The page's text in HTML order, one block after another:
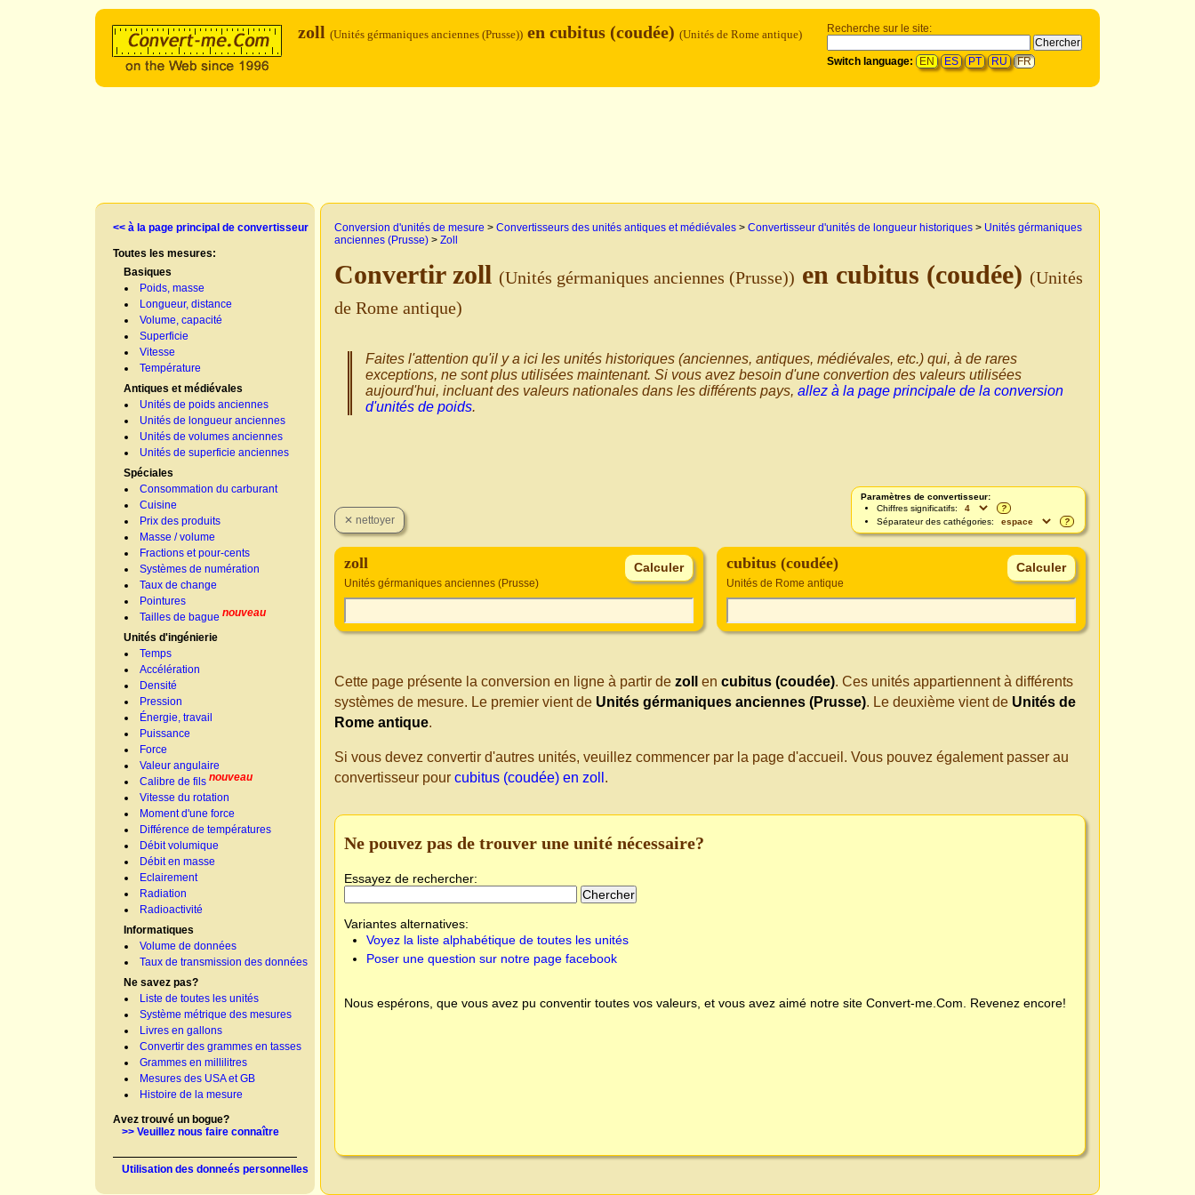
Recherche sur le site:
Switch language: EN ES PT RU FR
zoll (Unités gérmaniques anciennes (Prusse)) en cubitus (coudée) (Unités de Rome antique)
<< à la page principal de convertisseur
Toutes les mesures:
Basiques
Poids, masse
Longueur, distance
Volume, capacité
Superficie
Vitesse
Température
Antiques et médiévales
Unités de poids anciennes
Unités de longueur anciennes
Unités de volumes anciennes
Unités de superficie anciennes
Spéciales
Consommation du carburant
Cuisine
Prix des produits
Masse / volume
Fractions et pour-cents
Systèmes de numération
Taux de change
Pointures
Tailles de bague nouveau
Unités d'ingénierie
Temps
Accélération
Densité
Pression
Énergie, travail
Puissance
Force
Valeur angulaire
Calibre de fils nouveau
Vitesse du rotation
Moment d'une force
Différence de températures
Débit volumique
Débit en masse
Eclairement
Radiation
Radioactivité
Informatiques
Volume de données
Taux de transmission des données
Ne savez pas?
Liste de toutes les unités
Système métrique des mesures
Livres en gallons
Convertir des grammes en tasses
Grammes en millilitres
Mesures des USA et GB
Histoire de la mesure
Avez trouvé un bogue?
>> Veuillez nous faire connaître
Utilisation des donneés personnelles
Conversion d'unités de mesure > Convertisseurs des unités antiques et médiévales > Convertisseur d'unités de longueur historiques > Unités gérmaniques
anciennes (Prusse) > Zoll
Convertir zoll (Unités gérmaniques anciennes (Prusse)) en cubitus (coudée) (Unités
de Rome antique)
Faites l'attention qu'il y a ici les unités historiques (anciennes, antiques, médiévales, etc.) qui, à de rares
exceptions, ne sont plus utilisées maintenant. Si vous avez besoin d'une convertion des valeurs utilisées
aujourd'hui, incluant des valeurs nationales dans les différents pays, allez à la page principale de la conversion
d'unités de poids.
Paramètres de convertisseur:
Chiffres significatifs:
?
Séparateur des cathégories:
?
zoll
Unités gérmaniques anciennes (Prusse)
cubitus (coudée)
Unités de Rome antique
Cette page présente la conversion en ligne à partir de zoll en cubitus (coudée). Ces unités appartiennent à différents
systèmes de mesure. Le premier vient de Unités gérmaniques anciennes (Prusse). Le deuxième vient de Unités de
Rome antique.
Si vous devez convertir d'autres unités, veuillez commencer par la page d'accueil. Vous pouvez également passer au
convertisseur pour cubitus (coudée) en zoll .
Ne pouvez pas de trouver une unité nécessaire?
Essayez de rechercher:
Variantes alternatives:
Voyez la liste alphabétique de toutes les unités
Poser une question sur notre page facebook
Nous espérons, que vous avez pu conventir toutes vos valeurs, et vous avez aimé notre site Convert-me.Com . Revenez encore!